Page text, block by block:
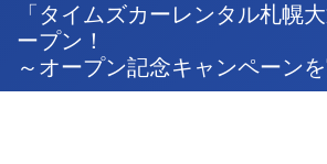
「タイムズカーレンタル札幌
ープン！
～オープン記念キャンペーン